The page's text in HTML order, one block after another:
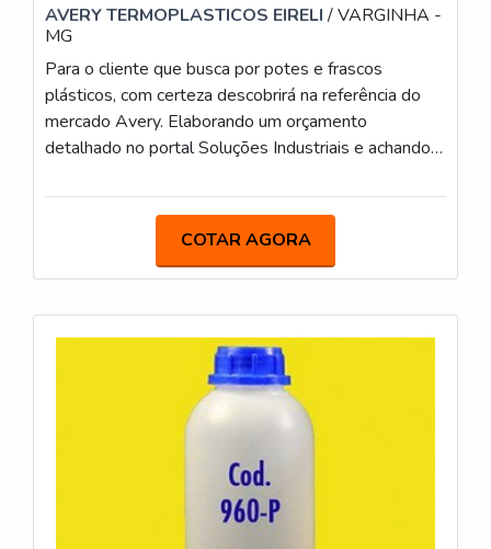
AVERY TERMOPLASTICOS EIRELI/ VARGINHA -
MG
Para o cliente que busca por potes e frascos
plásticos, com certeza descobrirá na referência do
mercado Avery. Elaborando um orçamento
detalhado no portal Soluções Industriais e achando a
produto deve sempre ser adquirido com empresas
ajuda a garantir a qualidade e durabilidade dos
materiais, além de evitar prejuízos com substituições
poupar gastos desnecessários.INFORMAÇÕES
RELEVANTES SOBRE POTES E FRASCOS
PLÁSTICOSSe alguém quer achar frascos plásticos
em uma empresa altamente qualificada, se depara
com a Avery. Uma empresa com alto know-how em
bisnagas para cosméticos e frascos para linha
veterinária, garantindo a satisfação da venda à
entrega final, com foco total na qualidade.Ainda
focando em potes e frascos plásticos, na essência
COTAR AGORA